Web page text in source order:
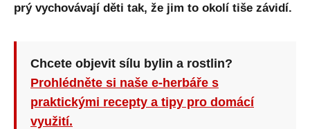
prý vychovávají děti tak, že jim to okolí tiše závidí.
Chcete objevit sílu bylin a rostlin?
Prohlédněte si naše e-herbáře s
praktickými recepty a tipy pro domácí
využití.